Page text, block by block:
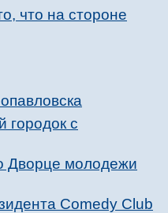
что на стороне
городок с
Дворце молодежи
Comedy Club